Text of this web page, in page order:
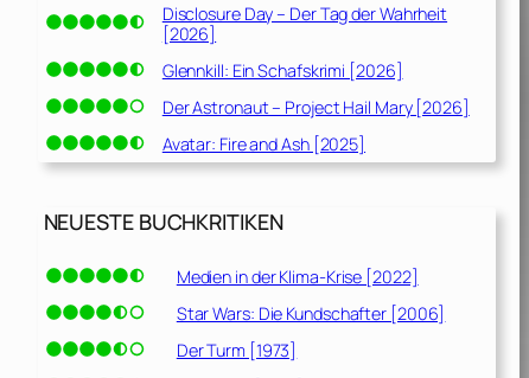
Disclosure Day – Der Tag der Wahrheit
[2026]
Glennkill: Ein Schafskrimi [2026]
Der Astronaut – Project Hail Mary [2026]
Avatar: Fire and Ash [2025]
NEUESTE BUCHKRITIKEN
Medien in der Klima-Krise [2022]
Star Wars: Die Kundschafter [2006]
Der Turm [1973]